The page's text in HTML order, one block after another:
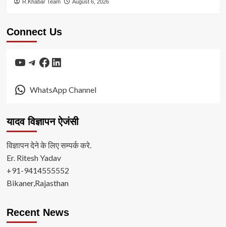
R.Khabar Team August 6, 2026
Connect Us
YouTube
Telegram
Facebook
LinkedIn
WhatsApp Channel
यादव विज्ञापन ऐजंसी
विज्ञापन देने के लिए सम्पर्क करे.
Er. Ritesh Yadav
+91-9414555552
Bikaner,Rajasthan
Recent News